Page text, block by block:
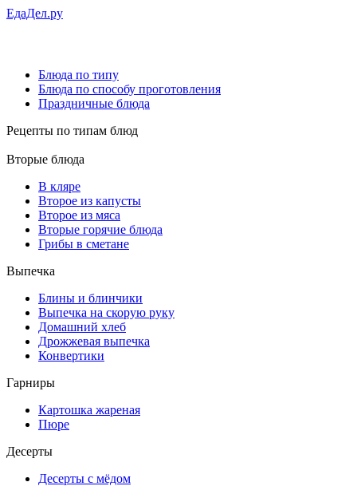
ЕдаДел.ру
Блюда по типу
Блюда по способу проготовления
Праздничные блюда
Рецепты по типам блюд
Вторые блюда
В кляре
Второе из капусты
Второе из мяса
Вторые горячие блюда
Грибы в сметане
Выпечка
Блины и блинчики
Выпечка на скорую руку
Домашний хлеб
Дрожжевая выпечка
Конвертики
Гарниры
Картошка жареная
Пюре
Десерты
Десерты с мёдом